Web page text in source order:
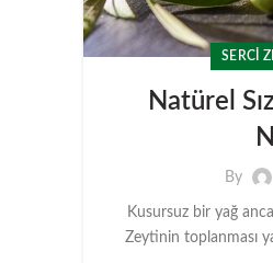
SERCİ
Natürel
By
Kusursuz bir yağ
Zeytinin toplanması